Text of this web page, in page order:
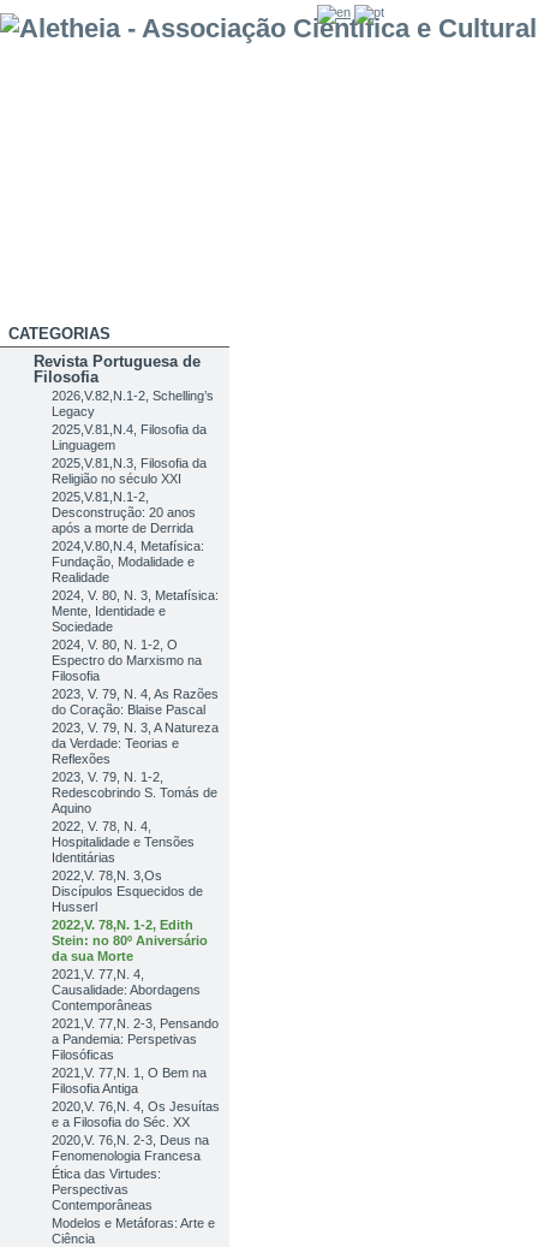
CATEGORIAS
Revista Portuguesa de
Filosofia
2026,V.82,N.1-2, Schelling’s
Legacy
2025,V.81,N.4, Filosofia da
Linguagem
2025,V.81,N.3, Filosofia da
Religião no século XXI
2025,V.81,N.1-2,
Desconstrução: 20 anos
após a morte de Derrida
2024,V.80,N.4, Metafísica:
Fundação, Modalidade e
Realidade
2024, V. 80, N. 3, Metafísica:
Mente, Identidade e
Sociedade
2024, V. 80, N. 1-2, O
Espectro do Marxismo na
Filosofia
2023, V. 79, N. 4, As Razões
do Coração: Blaise Pascal
2023, V. 79, N. 3, A Natureza
da Verdade: Teorias e
Reflexões
2023, V. 79, N. 1-2,
Redescobrindo S. Tomás de
Aquino
2022, V. 78, N. 4,
Hospitalidade e Tensões
Identitárias
2022,V. 78,N. 3,Os
Discípulos Esquecidos de
Husserl
2022,V. 78,N. 1-2, Edith
Stein: no 80º Aniversário
da sua Morte
2021,V. 77,N. 4,
Causalidade: Abordagens
Contemporâneas
2021,V. 77,N. 2-3, Pensando
a Pandemia: Perspetivas
Filosóficas
2021,V. 77,N. 1, O Bem na
Filosofia Antiga
2020,V. 76,N. 4, Os Jesuítas
e a Filosofia do Séc. XX
2020,V. 76,N. 2-3, Deus na
Fenomenologia Francesa
Ética das Virtudes:
Perspectivas
Contemporâneas
Modelos e Metáforas: Arte e
Ciência